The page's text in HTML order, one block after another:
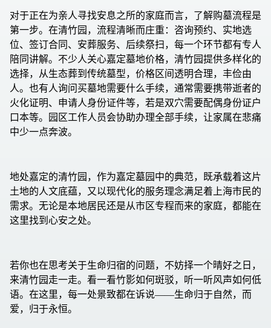
对于正在为亲人寻找安息之所的家庭而言，了解购墓流程是
第一步。在清竹园，流程清晰而庄重：咨询预约、实地选
位、签订合同、安葬服务、后续祭扫，每一个环节都有专人
陪同讲解。不少人关心嘉定墓地价格，清竹园提供多样化的
选择，从生态葬到传统墓型，价格区间透明合理，丰俭由
人。也有人询问买墓地需要什么手续，通常需要携带逝者的
火化证明、申请人身份证件等，若是双穴需要配偶身份证户
口本等。园区工作人员会协助办理全部手续，让家属在悲痛
中少一点奔波。
地处嘉定的清竹园，作为嘉定墓园中的典范，既承载着这片
土地的人文底蕴，又以现代化的服务理念满足着上海市民的
需求。无论是本地居民还是从市区专程而来的家庭，都能在
这里找到心安之处。
若你也在思考关于生命归宿的问题，不妨择一个晴好之日，
来清竹园走一走。看一看竹影如何斑驳，听一听风声如何低
语。在这里，每一处景致都在诉说——生命归于自然，而
爱，归于永恒。